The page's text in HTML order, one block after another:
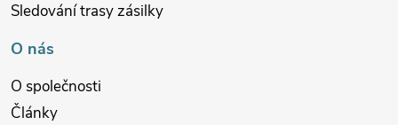
Sledování trasy zásilky
O nás
O společnosti
Články